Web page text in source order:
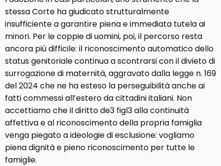
stessa Corte ha giudicato strutturalmente
insufficiente a garantire piena e immediata tutela ai
minori. Per le coppie di uomini, poi, il percorso resta
ancora più difficile: il riconoscimento automatico dello
status genitoriale continua a scontrarsi con il divieto di
surrogazione di maternità, aggravato dalla legge n. 169
del 2024 che ne ha esteso la perseguibilità anche ai
fatti commessi all’estero da cittadini italiani. Non
accettiamo che il diritto de3 figl3 alla continuità
affettiva e al riconoscimento della propria famiglia
venga piegato a ideologie di esclusione: vogliamo
piena dignità e pieno riconoscimento per tutte le
famiglie.